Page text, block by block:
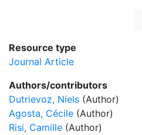
Resource type
Journal Article
Authors/contributors
Dutrievoz, Niels (Author)
Agosta, Cécile (Author)
Risi, Camille (Author)